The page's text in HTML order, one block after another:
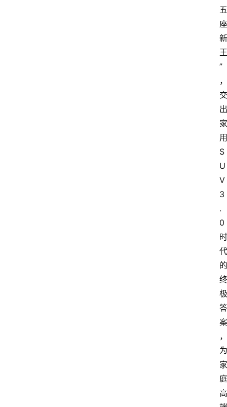
五
座
新
王
”
，
交
出
家
用
S
U
V
3
.
0
时
代
的
终
极
答
案
，
为
家
庭
高